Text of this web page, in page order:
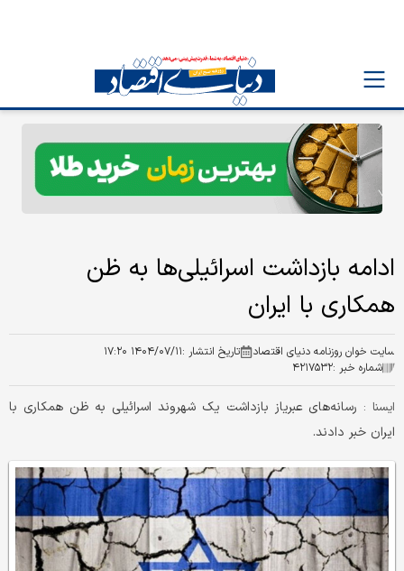
ادامه بازداشت‌ اسرائیلی‌ها به ظن
همکاری با ایران
سایت خوان روزنامه دنیای اقتصاد تاریخ انتشار :۱۴۰۴/۰۷/۱۱ ۱۷:۲۰
شماره خبر :۴۲۱۷۵۳۲
ايسنا : رسانه‌های عبریاز بازداشت یک شهروند اسرائیلی به ظن همکاری با
ایران خبر دادند.